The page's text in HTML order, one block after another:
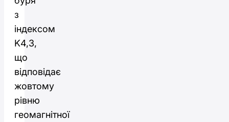
з
індексом
K4,3,
що
відповідає
жовтому
рівню
геомагнітної